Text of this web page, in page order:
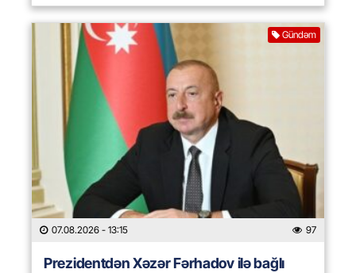
Gündəm
07.08.2026 - 13:15 97
Prezidentdən Xəzər Fərhadov ilə bağlı